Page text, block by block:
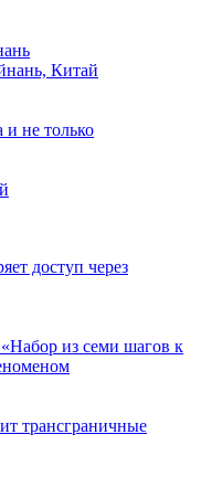
Китай
и не только
доступ через
из семи шагов к
трансграничные